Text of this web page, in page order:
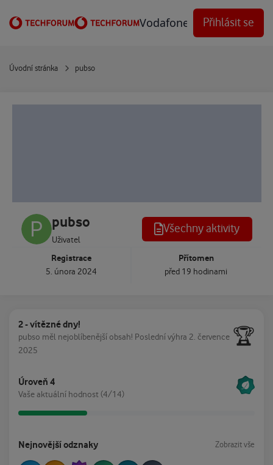
Vodafone Techforum
Přihlásit se
Úvodní stránka pubso
pubso
Uživatel
Registrace
5. února 2024
Přítomen
před 19 hodinami
Všechny aktivity
2 - vítězné dny!
pubso měl nejoblíbenější obsah! Poslední výhra 2. července
2025
🏆
Úroveň 4
Vaše aktuální hodnost (4/14)
Nejnovější odznaky Zobrazit vše